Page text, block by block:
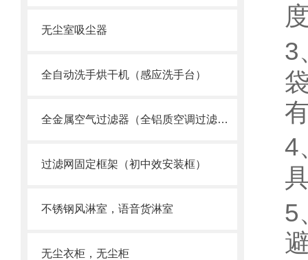
无尘室吸尘器
全自动洗手烘干机（感应洗手台）
全金属空气过滤器（全铝质空调过滤网）
过滤网固定框架（初中效安装框）
不锈钢风淋室，语音货淋室
无尘衣柜，无尘柜
3
4
5